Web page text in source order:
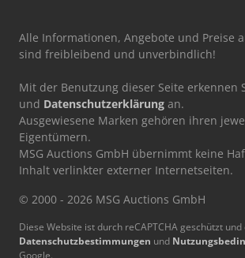
Alle Informationen, Angebote und Preise
sind freibleibend und unverbindlich!
Mit der Benutzung dieser Seite erkennen
und Datenschutzerklärung an.
Ausgewiesene Marken gehören ihren
Eigentümern.
MSG Auctions GmbH übernimmt keine
Inhalt verlinkter externer Internetseiten.
© 2000 - 2026 MSG Auctions GmbH
Diese Website ist durch reCAPTCHA geschützt
Datenschutzbestimmungen und
Google.